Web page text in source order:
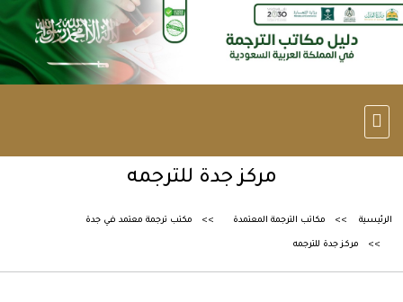
مركز جدة للترجمه
الرئيسية مكاتب الترجمة المعتمدة مكتب ترجمة معتمد في جدة
مركز جدة للترجمه